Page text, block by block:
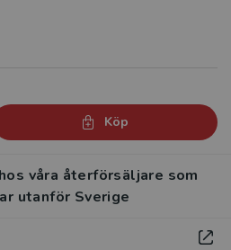
Köp
våra återförsäljare som
utanför Sverige